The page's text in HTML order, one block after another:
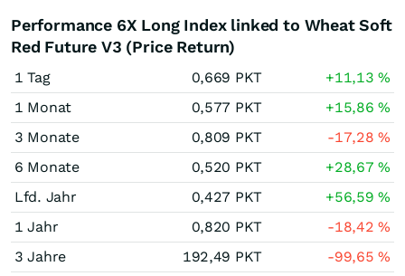
Performance 6X Long Index linked to Wheat Soft
Red Future V3 (Price Return)
1 Tag 0,669 PKT +11,13%
1 Monat
0,577 PKT +15,86%
3 Monate
0,809 PKT -17,28%
6 Monate
0,520 PKT +28,67%
Lfd. Jahr
0,427 PKT +56,59%
1 Jahr
0,820 PKT -18,42%
3 Jahre
192,49 PKT -99,65%